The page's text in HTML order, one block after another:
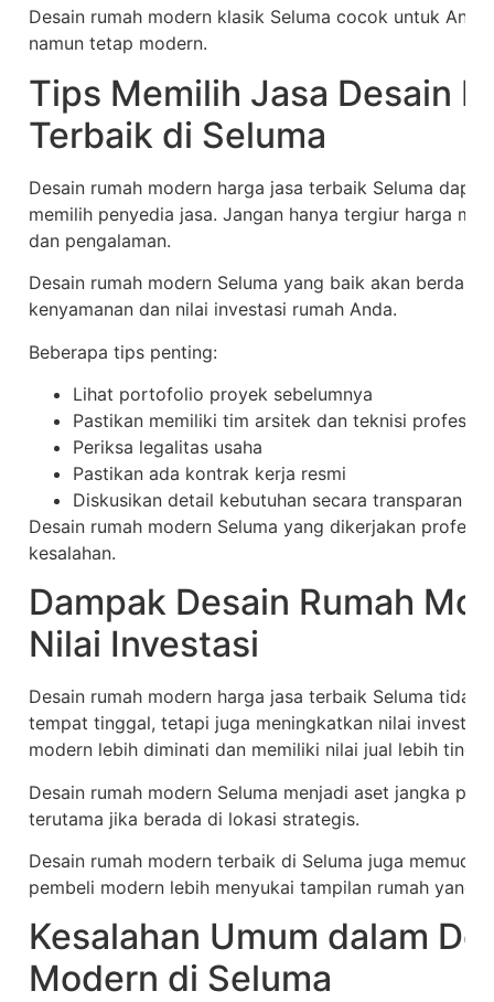
Desain rumah modern klasik Seluma cocok untuk
namun tetap modern.
Tips Memilih Jasa Desain
Terbaik di Seluma
Desain rumah modern harga jasa terbaik Seluma
memilih penyedia jasa. Jangan hanya tergiur harga
dan pengalaman.
Desain rumah modern Seluma yang baik akan
kenyamanan dan nilai investasi rumah Anda.
Beberapa tips penting:
Lihat portofolio proyek sebelumnya
Pastikan memiliki tim arsitek dan teknisi
Periksa legalitas usaha
Pastikan ada kontrak kerja resmi
Diskusikan detail kebutuhan secara transparan
Desain rumah modern Seluma yang dikerjakan
kesalahan.
Dampak Desain Rumah
Nilai Investasi
Desain rumah modern harga jasa terbaik Seluma tidak
tempat tinggal, tetapi juga meningkatkan nilai
modern lebih diminati dan memiliki nilai jual lebih tinggi.
Desain rumah modern Seluma menjadi aset jangka
terutama jika berada di lokasi strategis.
Desain rumah modern terbaik di Seluma juga
pembeli modern lebih menyukai tampilan rumah yang
Kesalahan Umum dalam
Modern di Seluma